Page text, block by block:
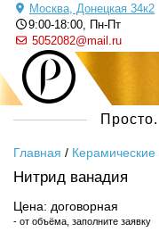
Москва, Донецкая 34к2
9:00-18:00, Пн-Пт
5052082@mail.ru
Главная /
Нитрид ванадия
Цена: договорная
- от объёма, заполните заявку